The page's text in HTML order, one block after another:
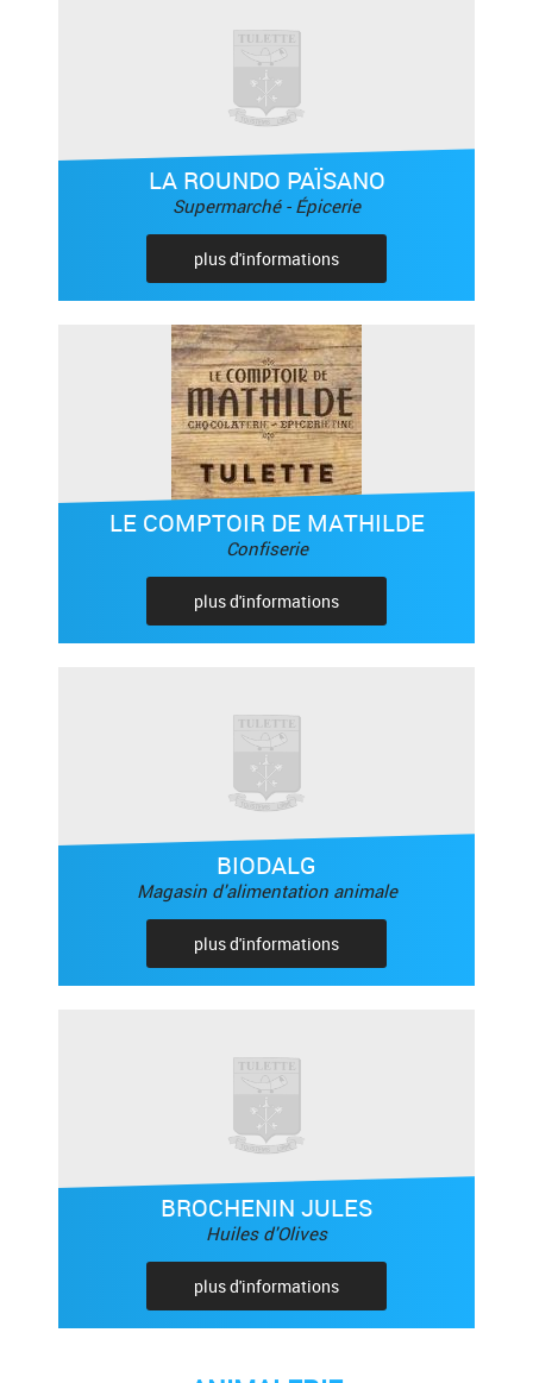
LA ROUNDO PAÏSANO
Supermarché - Épicerie
plus d'informations
LE COMPTOIR DE MATHILDE
Confiserie
plus d'informations
BIODALG
Magasin d'alimentation animale
plus d'informations
BROCHENIN JULES
Huiles d'Olives
plus d'informations